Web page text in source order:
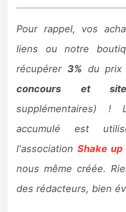
Pour rappel, vos
liens ou notre
récupérer 3% du prix
concours et
supplémentaires)
accumulé est
l'associationShake up
nous même créée.
des rédacteurs, bien